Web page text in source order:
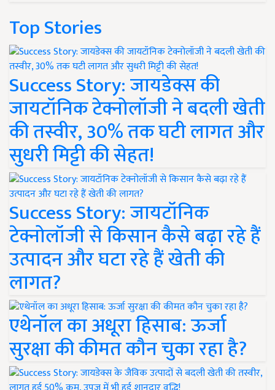
Top Stories
Success Story: जायडेक्स की
जायटॉनिक टेक्नोलॉजी ने बदली खेती
की तस्वीर, 30% तक घटी लागत और
सुधरी मिट्टी की सेहत!
Success Story: जायटॉनिक
टेक्नोलॉजी से किसान कैसे बढ़ा रहे हैं
उत्पादन और घटा रहे हैं खेती की
लागत?
एथेनॉल का अधूरा हिसाब: ऊर्जा
सुरक्षा की कीमत कौन चुका रहा है?